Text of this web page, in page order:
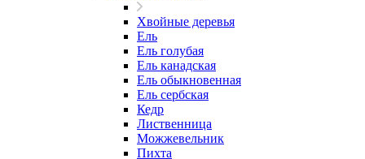
Хвойные деревья
Ель
Ель голубая
Ель канадская
Ель обыкновенная
Ель сербская
Кедр
Лиственница
Можжевельник
Пихта